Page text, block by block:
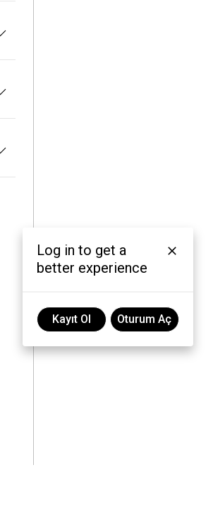
Log in to get a
better experience
Kayıt Ol Oturum Aç